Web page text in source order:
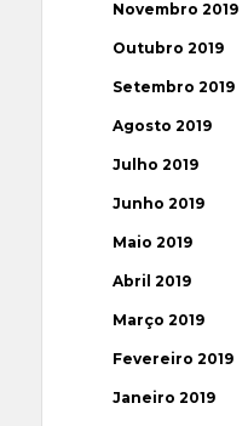
Novembro 2019
Outubro 2019
Setembro 2019
Agosto 2019
Julho 2019
Junho 2019
Maio 2019
Abril 2019
Março 2019
Fevereiro 2019
Janeiro 2019